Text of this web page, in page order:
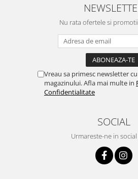
Nu rata ofertele si
Vreau sa primesc newsletter
magazinului. Afla mai multe in
Confidentialitate
SOCIAL
Urmareste-ne in